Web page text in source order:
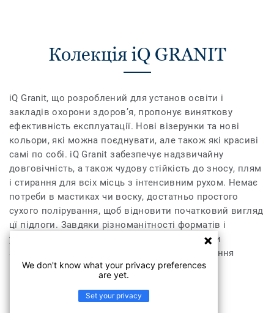
Колекція iQ GRANIT
iQ Granit, що розроблений для установ освіти і
закладів охорони здоров’я, пропонує виняткову
ефективність експлуатації. Нові візерунки та нові
кольори, які можна поєднувати, але також які красиві
самі по собі. iQ Granit забезпечує надзвичайну
довговічність, а також чудову стійкість до зносу, плям
і стирання для всіх місць з інтенсивним рухом. Немає
потреби в мастиках чи воску, достатньо простого
сухого полірування, щоб відновити початковий вигляд
цї підлоги. Завдяки різноманітності форматів і
узгоджених аксесуарів, включно з варіантами
акустичних, антистатичних і стійких до ковзання
покриттів для підлог, iQ Granit є справжньою
пропозицією багатьох рішень.
We don't know what your privacy preferences
are yet.
Set your privacy